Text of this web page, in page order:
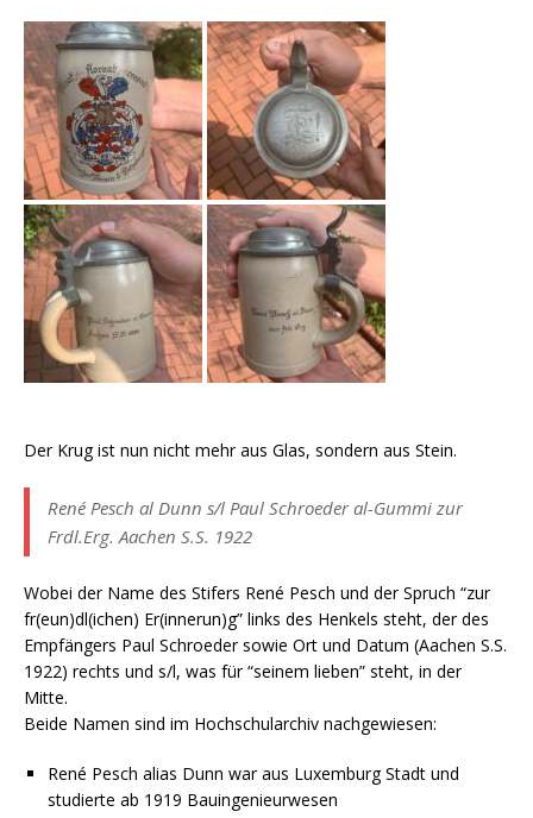
Der Krug ist nun nicht mehr aus Glas, sondern aus Stein.
René Pesch al Dunn s/l Paul Schroeder al-Gummi zur
Frdl.Erg. Aachen S.S. 1922
Wobei der Name des Stifers René Pesch und der Spruch “zur
fr(eun)dl(ichen) Er(innerun)g” links des Henkels steht, der des
Empfängers Paul Schroeder sowie Ort und Datum (Aachen S.S.
1922) rechts und s/l, was für “seinem lieben” steht, in der
Mitte.
Beide Namen sind im Hochschularchiv nachgewiesen:
René Pesch alias Dunn war aus Luxemburg Stadt und
studierte ab 1919 Bauingenieurwesen